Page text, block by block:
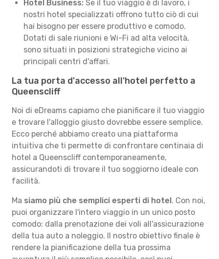
Hotel Business: Se il tuo viaggio è di lavoro, i
nostri hotel specializzati offrono tutto ciò di cui
hai bisogno per essere produttivo e comodo.
Dotati di sale riunioni e Wi-Fi ad alta velocità,
sono situati in posizioni strategiche vicino ai
principali centri d'affari.
La tua porta d'accesso all'hotel perfetto a
Queenscliff
Noi di eDreams capiamo che pianificare il tuo viaggio
e trovare l'alloggio giusto dovrebbe essere semplice.
Ecco perché abbiamo creato una piattaforma
intuitiva che ti permette di confrontare centinaia di
hotel a Queenscliff contemporaneamente,
assicurandoti di trovare il tuo soggiorno ideale con
facilità.
Ma siamo più che semplici esperti di hotel. Con noi,
puoi organizzare l'intero viaggio in un unico posto
comodo: dalla prenotazione dei voli all'assicurazione
della tua auto a noleggio. Il nostro obiettivo finale è
rendere la pianificazione della tua prossima